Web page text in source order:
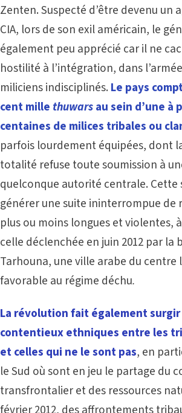
Zenten. Suspecté d’être devenu un
CIA, lors de son exil américain, le
également peu apprécié car il ne
hostilité à l’intégration, dans
miliciens indisciplinés. Le pays
cent mille thuwarsau sein d’une à
centaines de milices tribales ou
parfois lourdement équipées, dont
totalité refuse toute soumission à
quelconque autorité centrale. Cette
générer une suite ininterrompue de
plus ou moins longues et violentes,
celle déclenchée en juin 2012 par la
Tarhouna, une ville arabe du
favorable au régime déchu.
La révolution fait également
contentieux ethniques entre les
et celles qui ne le sont pas, en
le Sud où sont en jeu le partage du
transfrontalier et des ressources